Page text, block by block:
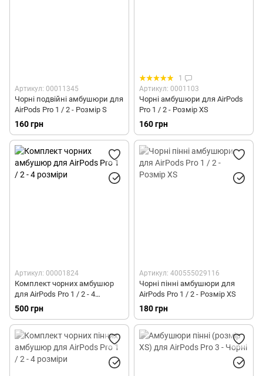
Артикул: 00011345
Чорні подвійні амбушюри для
AirPods Pro 1 / 2 - Розмір S
160 грн
1
Артикул: 0001103
Чорні амбушюри для AirPods
Pro 1 / 2 - Розмір XS
160 грн
Артикул: 00001824
Комплект чорних амбушюр
для AirPods Pro 1 / 2 - 4
розміри
500 грн
Артикул: 400555029116
Чорні пінні амбушюри для
AirPods Pro 1 / 2 - Розмір XS
180 грн